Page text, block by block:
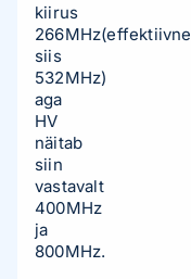
kiirus
266MHz(effektiivne
siis
532MHz)
aga
HV
näitab
siin
vastavalt
400MHz
ja
800MHz.